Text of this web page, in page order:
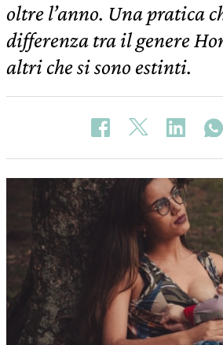
oltre l’anno. Una pratica
differenza tra il genere
altri che si sono estinti.